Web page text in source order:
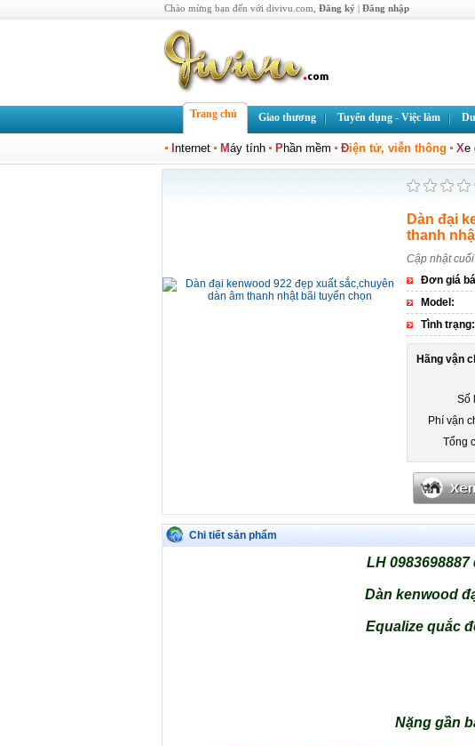
Chào mừng bạn đến với divivu.com, Đăng ký | Đăng nhập
Trang chủ Giao thương Tuyển dụng - Việc làm
nternet Máy tính Phần mềm Điện tử, viễn thông Xe
Dàn đại
thanh
Cập nhật
Đơn giá
Model:
Tình trạng:
Hãng vận
Số
Phí vận
Tổng
Chi tiết sản phẩm
LH
Dàn kenwood
Equalize quắc
Nặng gần